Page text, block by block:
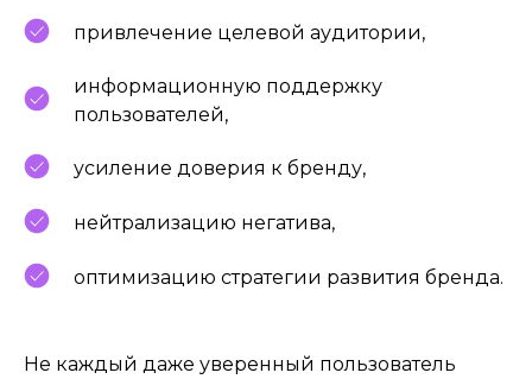
привлечение целевой аудитории,
информационную поддержку
пользователей,
усиление доверия к бренду,
нейтрализацию негатива,
оптимизацию стратегии развития бренда.
Не каждый даже уверенный пользователь